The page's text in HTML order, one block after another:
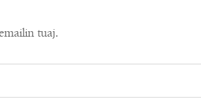
tuaj.